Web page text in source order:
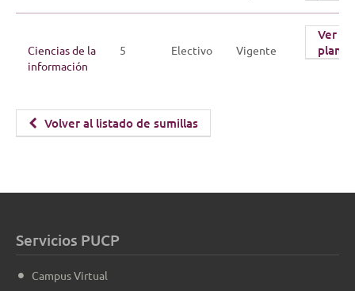
Ciencias de la
información
5 Electivo Vigente
Ver
plan
Volver al listado de sumillas
Servicios PUCP
Campus Virtual